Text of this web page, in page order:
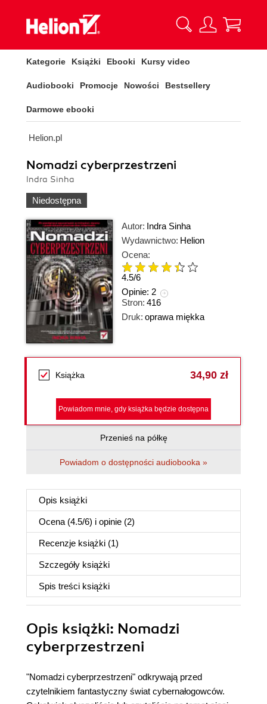
Kategorie Książki Ebooki Kursy video
Audiobooki Promocje Nowości Bestsellery
Darmowe ebooki
Helion.pl
Nomadzi cyberprzestrzeni
Indra Sinha
Niedostępna
Autor: Indra Sinha
Wydawnictwo: Helion
Ocena:
4.5/6
Opinie: 2
Stron: 416
Druk: oprawa miękka
Książka 34,90 zł
Powiadom mnie, gdy książka będzie dostępna
Przenieś na półkę
Powiadom o dostępności audiobooka »
Opis książki
Ocena (4.5/6) i opinie (2)
Recenzje książki (1)
Szczegóły książki
Spis treści książki
Opis książki: Nomadzi
cyberprzestrzeni
"Nomadzi cyberprzestrzeni" odkrywają przed
czytelnikiem fantastyczny świat cybernałogowców.